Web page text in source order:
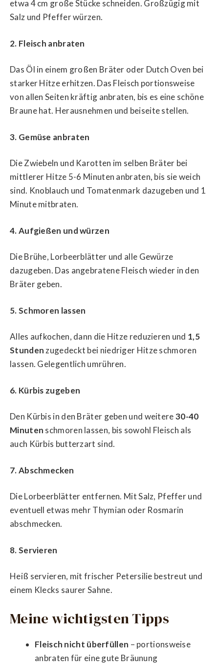
etwa 4 cm große Stücke schneiden. Großzügig mit
Salz und Pfeffer würzen.
2. Fleisch anbraten
Das Öl in einem großen Bräter oder Dutch Oven bei
starker Hitze erhitzen. Das Fleisch portionsweise
von allen Seiten kräftig anbraten, bis es eine schöne
Braune hat. Herausnehmen und beiseite stellen.
3. Gemüse anbraten
Die Zwiebeln und Karotten im selben Bräter bei
mittlerer Hitze 5-6 Minuten anbraten, bis sie weich
sind. Knoblauch und Tomatenmark dazugeben und 1
Minute mitbraten.
4. Aufgießen und würzen
Die Brühe, Lorbeerblätter und alle Gewürze
dazugeben. Das angebratene Fleisch wieder in den
Bräter geben.
5. Schmoren lassen
Alles aufkochen, dann die Hitze reduzieren und 1,5
Stunden zugedeckt bei niedriger Hitze schmoren
lassen. Gelegentlich umrühren.
6. Kürbis zugeben
Den Kürbis in den Bräter geben und weitere30-40
Minuten schmoren lassen, bis sowohl Fleisch als
auch Kürbis butterzart sind.
7. Abschmecken
Die Lorbeerblätter entfernen. Mit Salz, Pfeffer und
eventuell etwas mehr Thymian oder Rosmarin
abschmecken.
8. Servieren
Heiß servieren, mit frischer Petersilie bestreut und
einem Klecks saurer Sahne.
Meine wichtigsten Tipps
Fleisch nicht überfüllen – portionsweise
anbraten für eine gute Bräunung